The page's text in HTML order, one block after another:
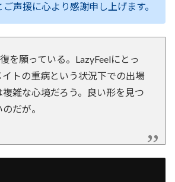
声援に心より感謝申し上げます。
を願っている。LazyFeelにとっ
トの重病という状況下での出場
雑な心境だろう。良い形を見つ
だが。